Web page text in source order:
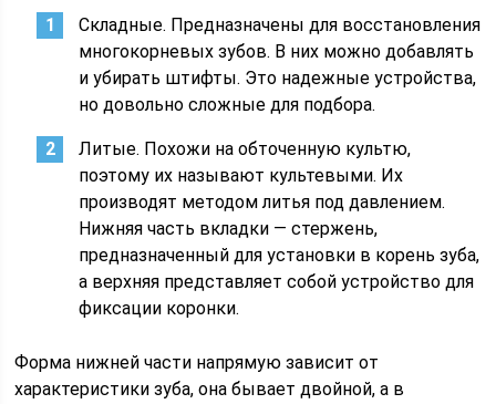
Складные. Предназначены для восстановления
многокорневых зубов. В них можно добавлять
и убирать штифты. Это надежные устройства,
но довольно сложные для подбора.
Литые. Похожи на обточенную культю,
поэтому их называют культевыми. Их
производят методом литья под давлением.
Нижняя часть вкладки — стержень,
предназначенный для установки в корень зуба,
а верхняя представляет собой устройство для
фиксации коронки.
Форма нижней части напрямую зависит от
характеристики зуба, она бывает двойной, а в